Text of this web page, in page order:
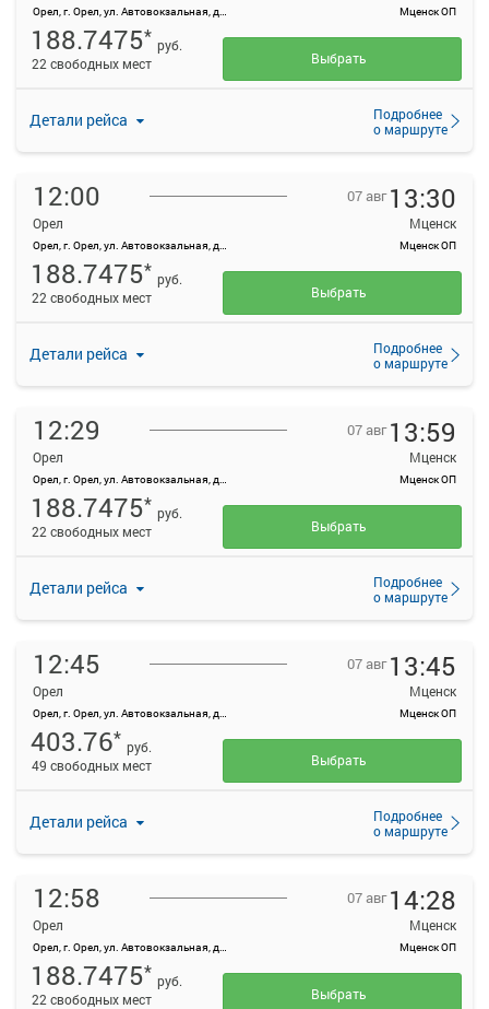
Орел, г. Орел, ул. Автовокзальная, д. 1 Мценск ОП
Детали рейса
Подробнее
о маршруте
188.7475* руб.
22 свободных мест
Выбрать
12:00
Орел
Орел, г. Орел, ул. Автовокзальная, д. 1
07 авг 13:30
Мценск
Мценск ОП
Детали рейса
Подробнее
о маршруте
188.7475* руб.
22 свободных мест
Выбрать
12:29
Орел
Орел, г. Орел, ул. Автовокзальная, д. 1
07 авг 13:59
Мценск
Мценск ОП
Детали рейса
Подробнее
о маршруте
188.7475* руб.
22 свободных мест
Выбрать
12:45
Орел
Орел, г. Орел, ул. Автовокзальная, д. 1
07 авг 13:45
Мценск
Мценск ОП
Детали рейса
Подробнее
о маршруте
403.76* руб.
49 свободных мест
Выбрать
12:58
Орел
Орел, г. Орел, ул. Автовокзальная, д. 1
07 авг 14:28
Мценск
Мценск ОП
188.7475* руб.
22 свободных мест
Выбрать